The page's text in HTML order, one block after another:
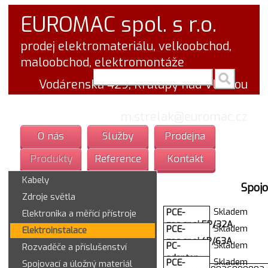
EUROMAC spol. s r.o.
prodej elektromateriálu, velkoobchod,
maloobchod, elektromontáže
Vodárenská 429, Kralupy nad Vltavou
O nás Služby
Prodejna
Produkty
Reference Kontakt
Kabely
Zdroje světla
Elektronika a měřící přístroje
Elektroinstalace
Rozvaděče a příslušenství
Spojovací a úložný materiál
PCE-
zas.spoj.5P/32A
225-6TT
bezsroub.
Skladem
PCE-
zas.spoj.4P/63A
Twist
vick.IP67
Skladem
PC-
adapter
Skladem
PCE-
Skladem